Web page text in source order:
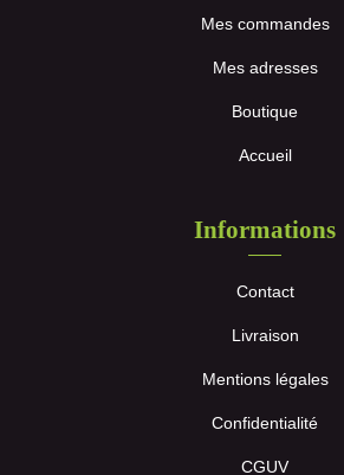
Mes commandes
Mes adresses
Boutique
Accueil
Informations
Contact
Livraison
Mentions légales
Confidentialité
CGUV